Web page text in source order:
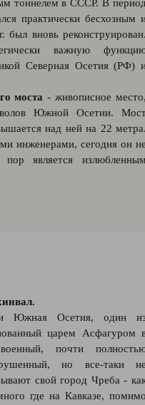
тоннелем в СССР. В
практически бесхозным
вновь
важную
Северная Осетия (РФ)
моста- живописное
Южной Осетии.
над ней на 22
инженерами, сегодня он
является
Южная Осетия, один
царем Асфагуром
почти
но все-таки
свой город Чреба -
где на Кавказе,